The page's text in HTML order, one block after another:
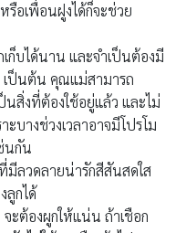
อเพื่อนฝูงได้ก็จะช่วย
ก็บได้นาน และจำเป็นต้องมี
เป็นต้น คุณแม่สามารถ
นสิ่งที่ต้องใช้อยู่แล้ว และไม่
บางช่วงเวลาอาจมีโปรโม
นกัน
มีลวดลายน่ารักสีสันสดใส
ลูกได้
ะต้องผูกให้แน่น ถ้าเชือก